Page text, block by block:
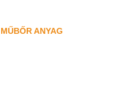
ANYAG